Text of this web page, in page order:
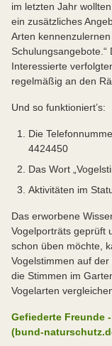
im letzten Jahr
ein zusätzliches
Arten
Interessierte
regelmäßig an den
Und so funktioniert’s:
Die
4424450
Das Wort
Aktivitäten im
Das erworbene
Vogelporträts geprüft
schon üben möchte,
Vogelstimmen auf
die Stimmen im
Vogelarten
Gefiederte Freunde
(bund-